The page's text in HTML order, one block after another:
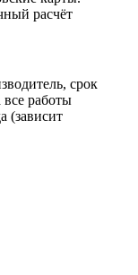
расчёт
срок
все работы
(зависит